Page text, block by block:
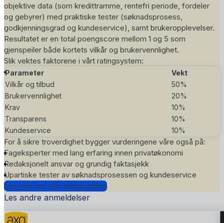
objektive data (som kredittramme, rentefri periode, fordeler
og gebyrer) med praktiske tester (søknadsprosess,
godkjenningsgrad og kundeservice), samt brukeropplevelser.
Resultatet er en total poengscore mellom 1 og 5 som
gjenspeiler både kortets vilkår og brukervennlighet.
Slik vektes faktorene i vårt ratingsystem:
Parameter
Vekt
Vilkår og tilbud
50%
Brukervennlighet
20%
Krav
10%
Transparens
10%
Kundeservice
10%
For å sikre troverdighet bygger vurderingene våre også på:
Fageksperter med lang erfaring innen privatøkonomi
Redaksjonelt ansvar og grundig faktasjekk
Upartiske tester av søknadsprosessen og kundeservice
Les mer om vårt ratingsystem
Les andre anmeldelser